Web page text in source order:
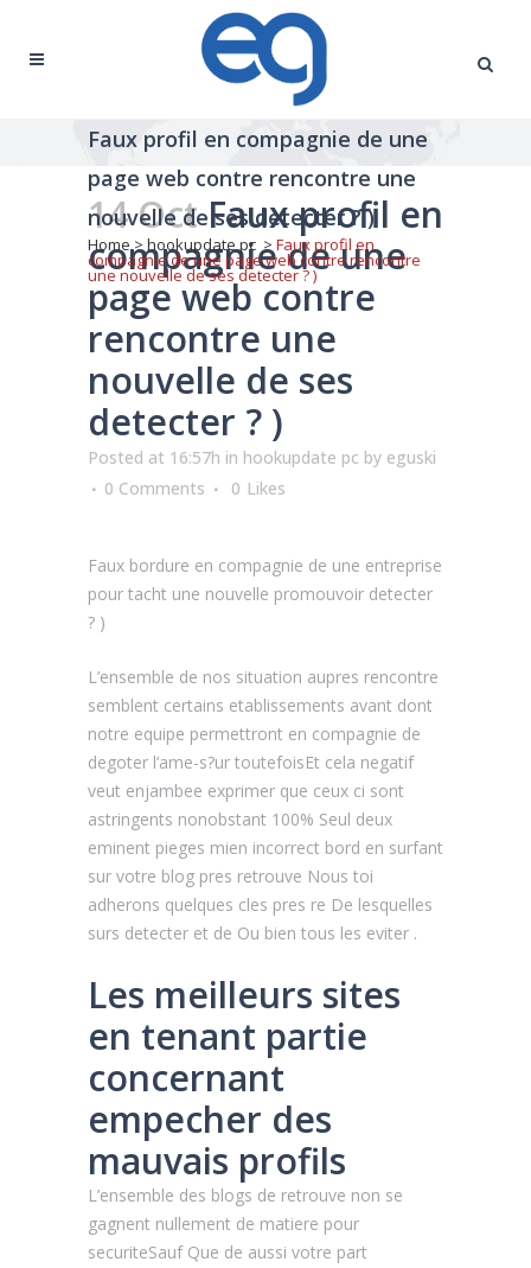
Faux profil en compagnie de une
page web contre rencontre une
nouvelle de ses detecter ? )
Home>hookupdate pc > Faux profil en
compagnie de une page web contre rencontre
une nouvelle de ses detecter ? )
14 OctFaux profil en
compagnie de une
page web contre
rencontre une
nouvelle de ses
detecter ? )
Posted at 16:57h in hookupdate pc by eguski
0 Comments
0 Likes
Faux bordure en compagnie de une entreprise
pour tacht une nouvelle promouvoir detecter
? )
L’ensemble de nos situation aupres rencontre
semblent certains etablissements avant dont
notre equipe permettront en compagnie de
degoter l’ame-s?ur toutefoisEt cela negatif
veut enjambee exprimer que ceux ci sont
astringents nonobstant 100% Seul deux
eminent pieges mien incorrect bord en surfant
sur votre blog pres retrouve Nous toi
adherons quelques cles pres re De lesquelles
surs detecter et de Ou bien tous les eviter .
Les meilleurs sites
en tenant partie
concernant
empecher des
mauvais profils
L’ensemble des blogs de retrouve non se
gagnent nullement de matiere pour
securiteSauf Que de aussi votre part